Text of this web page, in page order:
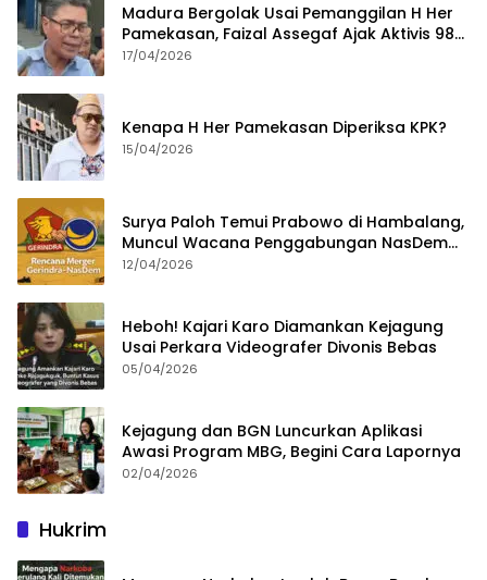
Madura Bergolak Usai Pemanggilan H Her
Pamekasan, Faizal Assegaf Ajak Aktivis 98
Bongkar Permainan KPK
17/04/2026
Kenapa H Her Pamekasan Diperiksa KPK?
15/04/2026
Surya Paloh Temui Prabowo di Hambalang,
Muncul Wacana Penggabungan NasDem
dan Gerindra
12/04/2026
Heboh! Kajari Karo Diamankan Kejagung
Usai Perkara Videografer Divonis Bebas
05/04/2026
Kejagung dan BGN Luncurkan Aplikasi
Awasi Program MBG, Begini Cara Lapornya
02/04/2026
Hukrim